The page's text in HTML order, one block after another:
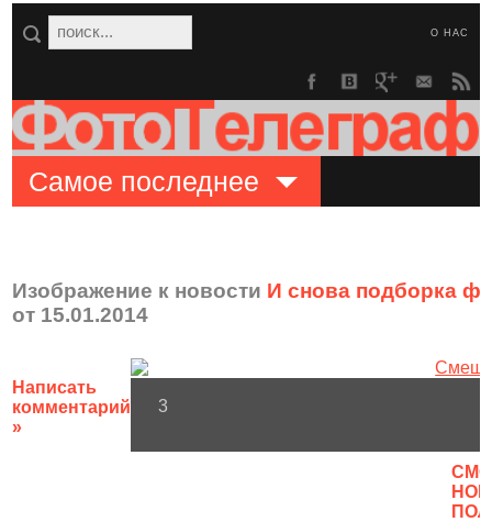
О НАС
Самое последнее
Изображение к новости И снова подборка
от 15.01.2014
Написать
комментарий
»
3